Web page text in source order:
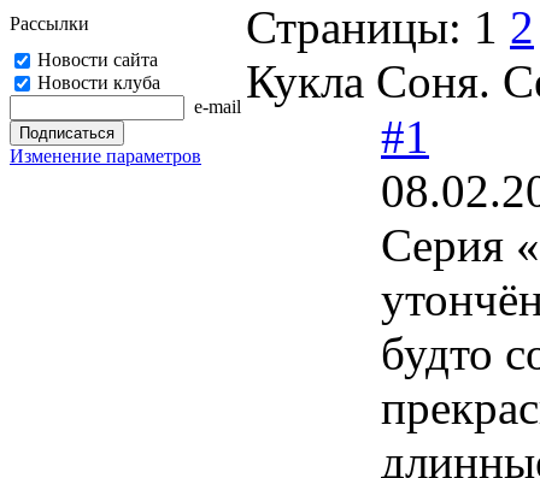
Рассылки
Новости сайта
Новости клуба
e-mail
Изменение параметров
Страницы: 1 2
Кукла Соня.
#1
Серия
будто